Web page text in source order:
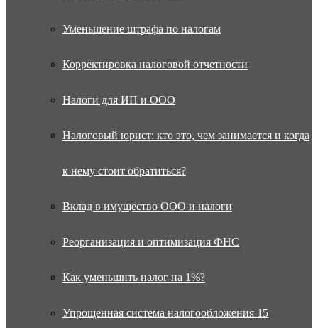
Уменьшение штрафа по налогам
Корректировка налоговой отчетности
Налоги для ИП и ООО
Налоговый юрист: кто это, чем занимается и когда
к нему стоит обратиться?
Вклад в имущество ООО и налоги
Реорганизация и оптимизация ФНС
Как уменьшить налог на 1%?
Упрощенная система налогообложения 15